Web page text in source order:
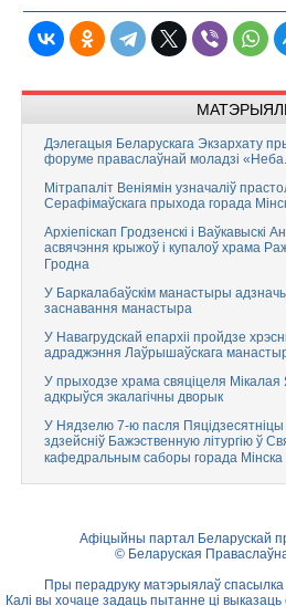
Дэлегацыя Беларускага Экзархату
форуме праваслаўнай моладзі
Мітрапаліт Веніямін узначаліў
Серафімаўскага прыхода горада
Архіепіскап Гродзенскі і Ваўкавыскі
асвячэння крыжоў і купалоў храма
Гродна
У Баркалабаўскім манастыры
заснавання манастыра
У Навагрудскай епархіі пройдзе
адраджэння Лаўрышаўскага
У прыходзе храма свяціцеля Мікалая
адкрыўся экалагічны дворык
У Нядзелю 7-ю пасля Пяцідзесятніцы
здзейсніў Бажэственную літургію ў
кафедральным саборы горада Мінска
Афіцыйны партал Беларускай
© Беларуская
Пры перадруку матэрыялаў
Калі вы хочаце задаць пытанне ці